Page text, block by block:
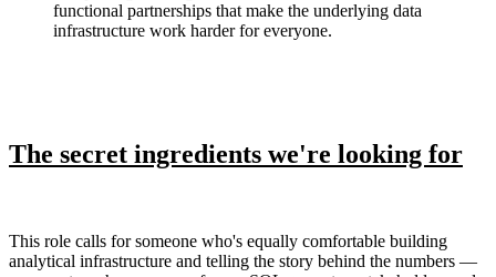
functional partnerships that make the underlying data
infrastructure work harder for everyone.
The secret ingredients we're looking for
This role calls for someone who's equally comfortable building
analytical infrastructure and telling the story behind the numbers —